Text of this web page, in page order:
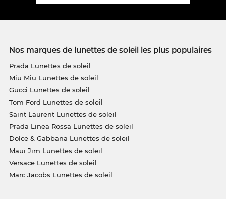
Nos marques de lunettes de soleil les plus populaires
Prada Lunettes de soleil
Miu Miu Lunettes de soleil
Gucci Lunettes de soleil
Tom Ford Lunettes de soleil
Saint Laurent Lunettes de soleil
Prada Linea Rossa Lunettes de soleil
Dolce & Gabbana Lunettes de soleil
Maui Jim Lunettes de soleil
Versace Lunettes de soleil
Marc Jacobs Lunettes de soleil